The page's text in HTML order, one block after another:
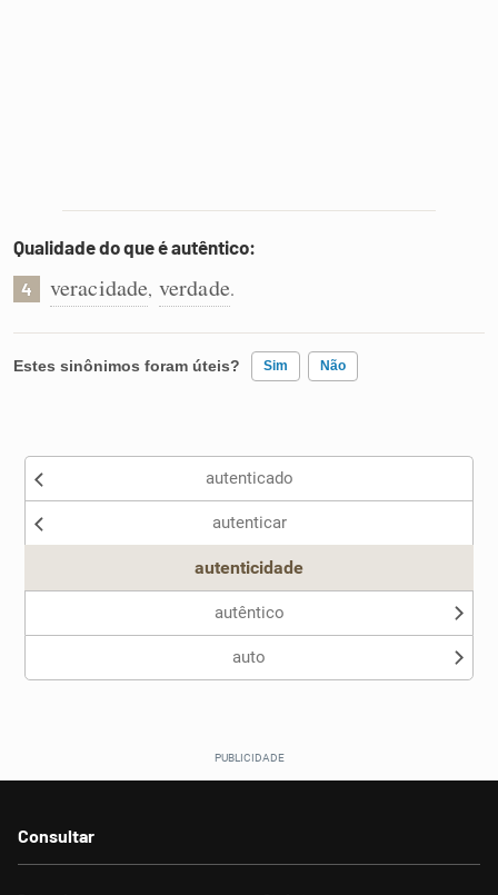
Qualidade do que é autêntico:
4 veracidade, verdade.
Estes sinônimos foram úteis? Sim Não
Nenhum dos sinônimos apresentados me ajudou
autenticado
autenticar
autenticidade
autêntico
auto
Consultar